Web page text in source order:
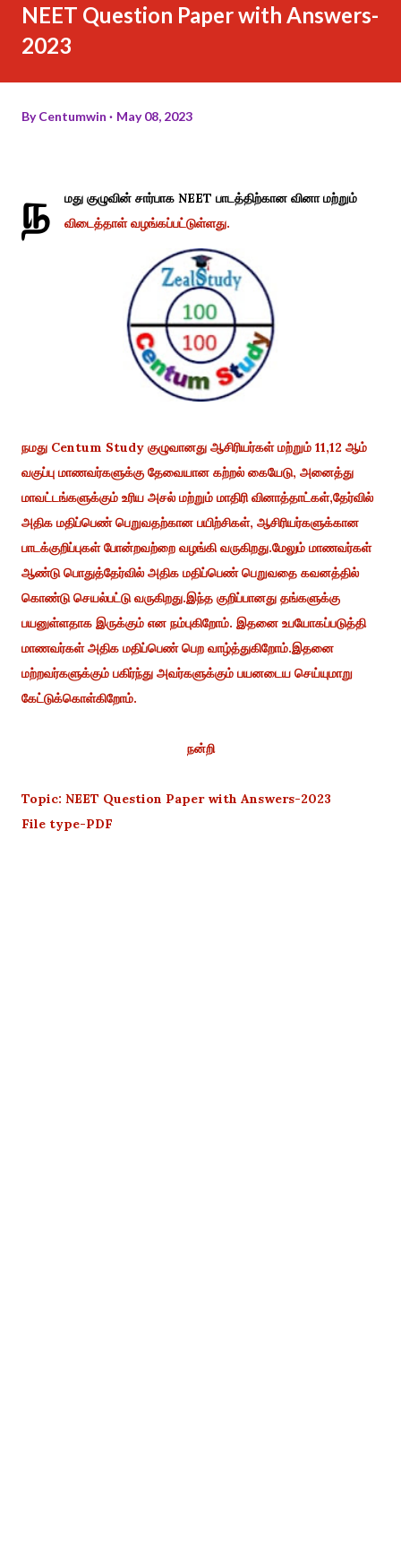
NEET Question Paper with Answers-
2023
ByCentumwin May 08, 2023
ந
மது குழுவின் சார்பாக NEET பாடத்திற்கான வினா மற்றும்
விடைத்தாள் வழங்கப்பட்டுள்ளது.
நமது Centum Study குழுவானது ஆசிரியர்கள் மற்றும் 11,12 ஆம்
வகுப்பு மாணவர்களுக்கு தேவையான கற்றல் கையேடு, அனைத்து
மாவட்டங்களுக்கும் உரிய அசல் மற்றும் மாதிரி வினாத்தாட்கள்,தேர்வில்
அதிக மதிப்பெண் பெறுவதற்கான பயிற்சிகள், ஆசிரியர்களுக்கான
பாடக்குறிப்புகள் போன்றவற்றை வழங்கி வருகிறது.மேலும் மாணவர்கள்
ஆண்டு பொதுத்தேர்வில் அதிக மதிப்பெண் பெறுவதை கவனத்தில்
கொண்டு செயல்பட்டு வருகிறது.இந்த குறிப்பானது தங்களுக்கு
பயனுள்ளதாக இருக்கும் என நம்புகிறோம். இதனை உபயோகப்படுத்தி
மாணவர்கள் அதிக மதிப்பெண் பெற வாழ்த்துகிறோம்.இதனை
மற்றவர்களுக்கும் பகிர்ந்து அவர்களுக்கும் பயனடைய செய்யுமாறு
கேட்டுக்கொள்கிறோம்.
நன்றி
Topic: NEET Question Paper with Answers-2023
File type-PDF